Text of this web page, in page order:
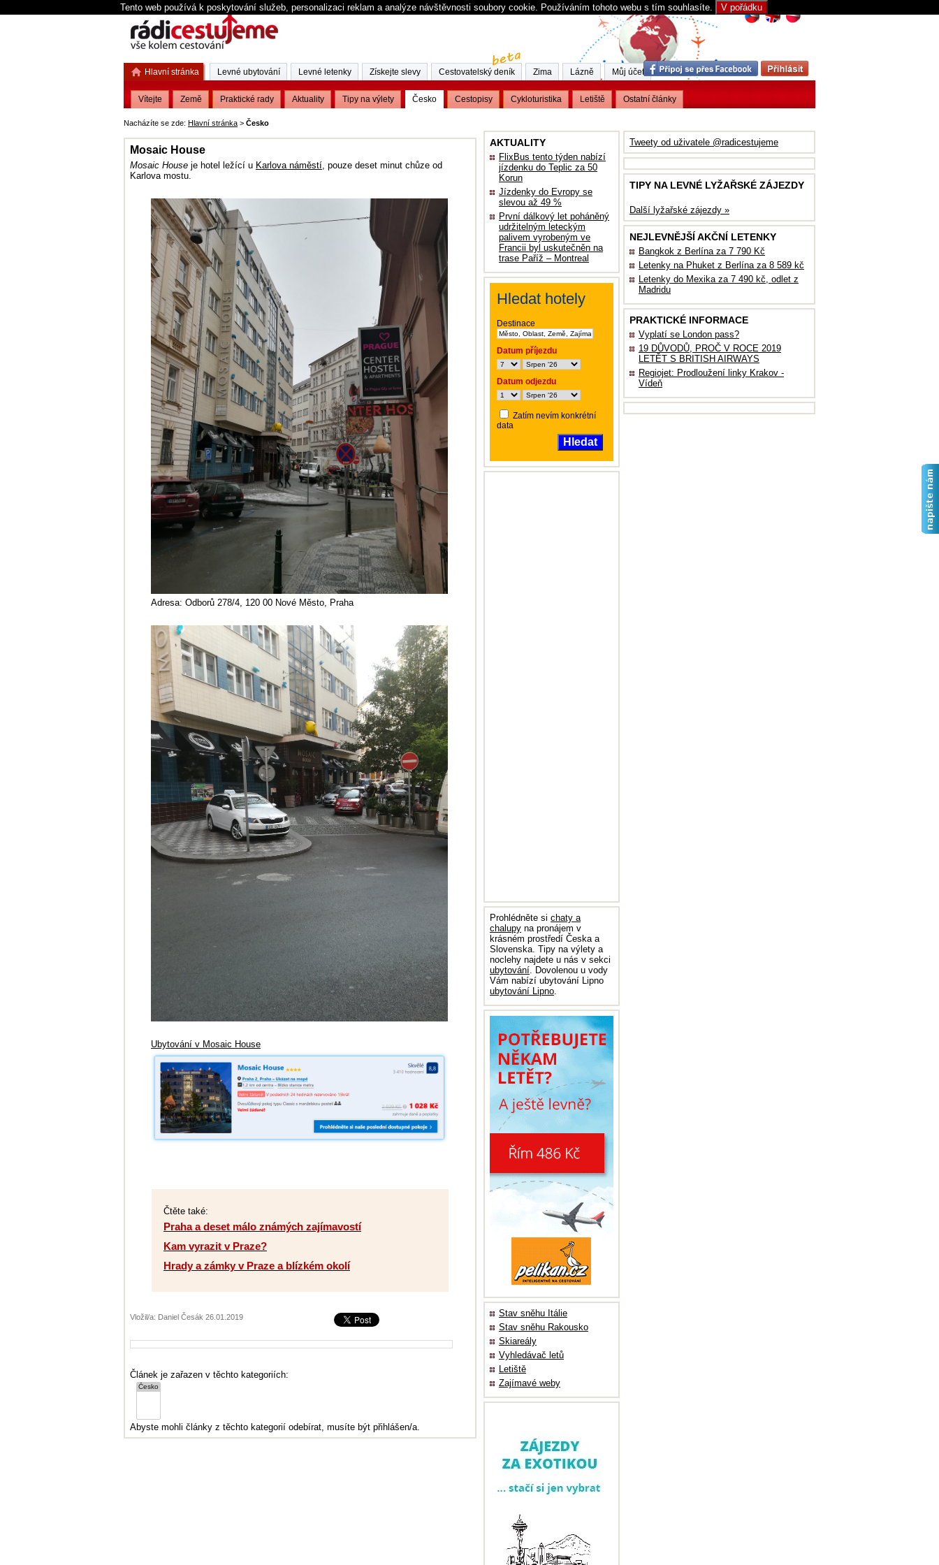
Tento web používá k poskytování služeb, personalizaci reklam a analýze návštěvnosti soubory cookie. Používáním tohoto webu s tím souhlasíte. V pořádku
Nacházíte se zde: Hlavní stránka > Česko
Mosaic House
Mosaic House je hotel ležící u Karlova náměstí, pouze deset minut chůze od
Karlova mostu.
Adresa: Odborů 278/4, 120 00 Nové Město, Praha
Ubytování v Mosaic House
Čtěte také:
Praha a deset málo známých zajímavostí
Kam vyrazit v Praze?
Hrady a zámky v Praze a blízkém okolí
Vložil/a: Daniel Česák 26.01.2019
Článek je zařazen v těchto kategoriích:
Abyste mohli články z těchto kategorií odebírat, musíte být přihlášen/a.
Tweety od uživatele @radicestujeme
TIPY NA LEVNÉ LYŽAŘSKÉ ZÁJEZDY
Další lyžařské zájezdy »
NEJLEVNĚJŠÍ AKČNÍ LETENKY
Bangkok z Berlína za 7 790 Kč
Letenky na Phuket z Berlína za 8 589 kč
Letenky do Mexika za 7 490 kč, odlet z
Madridu
PRAKTICKÉ INFORMACE
Vyplatí se London pass?
19 DŮVODŮ, PROČ V ROCE 2019
LETĚT S BRITISH AIRWAYS
Regiojet: Prodloužení linky Krakov -
Vídeň
AKTUALITY
FlixBus tento týden nabízí
jízdenku do Teplic za 50
Korun
Jízdenky do Evropy se
slevou až 49 %
První dálkový let poháněný
udržitelným leteckým
palivem vyrobeným ve
Francii byl uskutečněn na
trase Paříž – Montreal
Hledat hotely
Destinace
Datum příjezdu
Datum odjezdu
Zatím nevím konkrétní
data
Hledat
Prohlédněte si chaty a
chalupy na pronájem v
krásném prostředí Česka a
Slovenska. Tipy na výlety a
noclehy najdete u nás v sekci
ubytování. Dovolenou u vody
Vám nabízí ubytování Lipno
ubytování Lipno.
Stav sněhu Itálie
Stav sněhu Rakousko
Skiareály
Vyhledávač letů
Letiště
Zajímavé weby
Hlavní stránka
Vítejte Země Praktické rady Aktuality Tipy na výlety Česko Cestopisy Cykloturistika Letiště Ostatní články
Levné ubytování Levné letenky Získejte slevy Cestovatelský deník Zima Lázně Můj účet